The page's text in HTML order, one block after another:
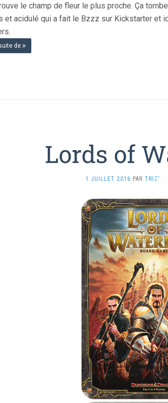
le champ de fleur le plus proche. Ça
et acidulé qui a fait le Bzzz sur Kickstarter et
de
Lords of
1 JUILLET 2016 PAR TRIZ' ·